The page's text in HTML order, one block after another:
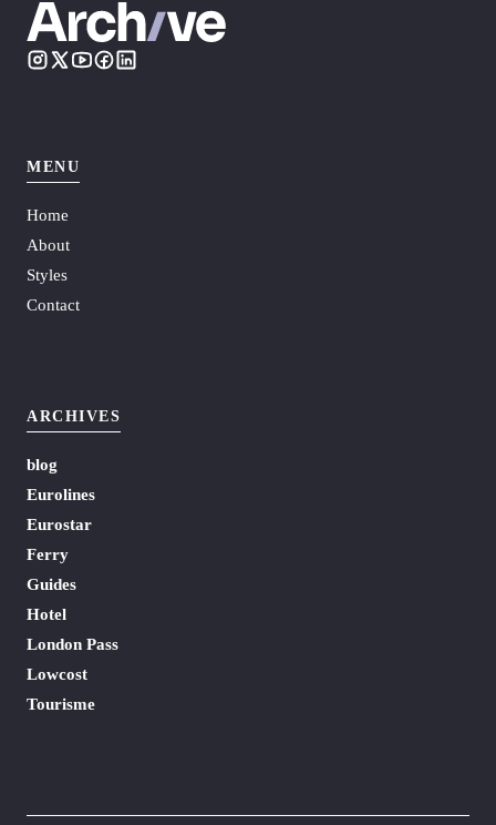
MENU
Home
About
Styles
Contact
ARCHIVES
blog
Eurolines
Eurostar
Ferry
Guides
Hotel
London Pass
Lowcost
Tourisme